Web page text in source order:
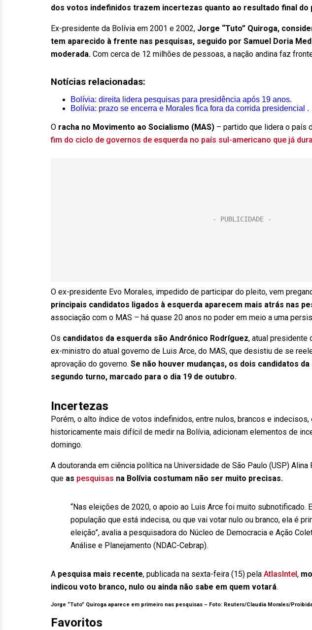
dos votos indefinidos trazem incertezas quanto ao resultado final do
Ex-presidente da Bolívia em 2001 e 2002, Jorge “Tuto” Quiroga,
tem aparecido à frente nas pesquisas, seguido por Samuel Doria
moderada. Com cerca de 12 milhões de pessoas, a nação andina faz
Notícias relacionadas:
Bolívia: direita lidera pesquisas para presidência após 19 anos.
Bolívia: prazo se encerra e Morales fica fora da corrida presidencial .
O racha no Movimento ao Socialismo (MAS) – partido que lidera o país
fim do ciclo de governos de esquerda no país sul-americano que já
O ex-presidente Evo Morales, impedido de participar do pleito, vem
principais candidatos ligados à esquerda aparecem mais atrás nas
associação com o MAS – há quase 20 anos no poder em meio a uma
Os candidatos da esquerda são Andrónico Rodríguez, atual presidente
ex-ministro do atual governo de Luis Arce, do MAS, que desistiu de se
aprovação do governo. Se não houver mudanças, os dois candidatos
segundo turno, marcado para o dia 19 de outubro.
Incertezas
Porém, o alto índice de votos indefinidos, entre nulos, brancos e
historicamente mais difícil de medir na Bolívia, adicionam elementos de
domingo.
A doutoranda em ciência política na Universidade de São Paulo (USP) Alina
que as pesquisas na Bolívia costumam não ser muito precisas.
“Nas eleições de 2020, o apoio ao Luis Arce foi muito subnotificado.
população que está indecisa, ou que vai votar nulo ou branco, ela é
eleição”, avalia a pesquisadora do Núcleo de Democracia e Ação
Análise e Planejamento (NDAC-Cebrap).
A pesquisa mais recente, publicada na sexta-feira (15) pela AtlasIntel,
indicou voto branco, nulo ou ainda não sabe em quem votará.
Jorge “Tuto” Quiroga aparece em primeiro nas pesquisas – Foto: Reuters/Claudia Morales/
Favoritos